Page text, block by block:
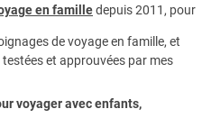
en familledepuis 2011, pour
devoyage en famille, et
testées et approuvées par mes
voyager avec enfants,